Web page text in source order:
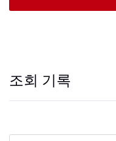
조회 기록